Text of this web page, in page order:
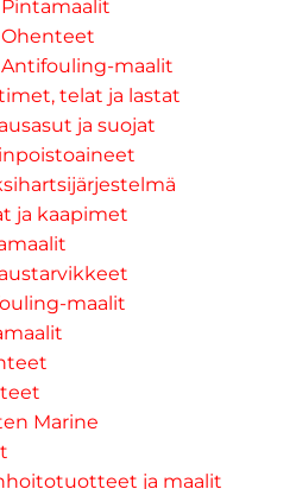
Pintamaalit
Ohenteet
Antifouling-maalit
telat ja lastat
ja suojat
ja kaapimet
maalit
Marine
ja maalit